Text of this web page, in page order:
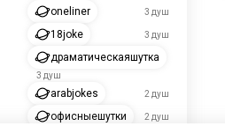
oneliner 3 душ
18joke 3 душ
драматическаяшутка
3 душ
arabjokes 2 душ
офисныешутки 2 душ